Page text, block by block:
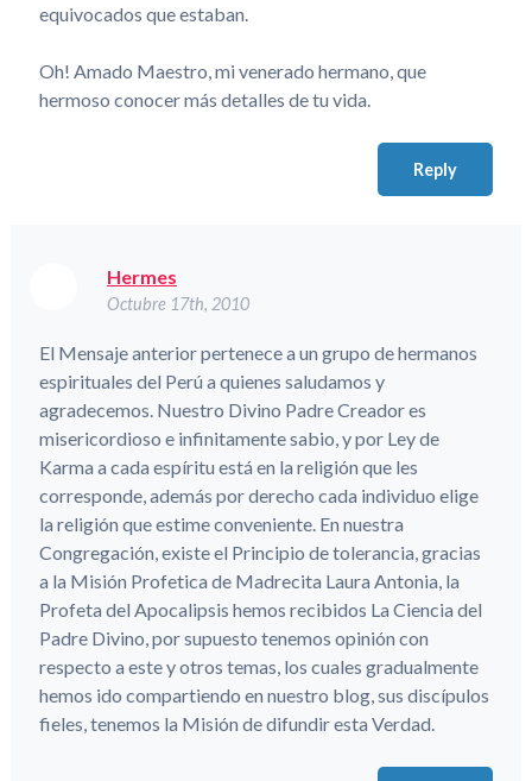
equivocados que estaban.
Oh! Amado Maestro, mi venerado hermano, que
hermoso conocer más detalles de tu vida.
Reply
Hermes
Octubre 17th, 2010
El Mensaje anterior pertenece a un grupo de hermanos
espirituales del Perú a quienes saludamos y
agradecemos. Nuestro Divino Padre Creador es
misericordioso e infinitamente sabio, y por Ley de
Karma a cada espíritu está en la religión que les
corresponde, además por derecho cada individuo elige
la religión que estime conveniente. En nuestra
Congregación, existe el Principio de tolerancia, gracias
a la Misión Profetica de Madrecita Laura Antonia, la
Profeta del Apocalipsis hemos recibidos La Ciencia del
Padre Divino, por supuesto tenemos opinión con
respecto a este y otros temas, los cuales gradualmente
hemos ido compartiendo en nuestro blog, sus discípulos
fieles, tenemos la Misión de difundir esta Verdad.